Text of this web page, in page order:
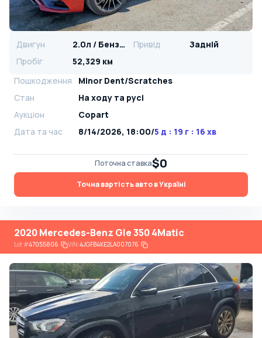
Двигун 2.0л / Бензин Привід
Задній
Пробіг
52,329 км
Пошкодження
Minor Dent/Scratches
Стан
На ​​ходу та русі
Аукціон
Copart
Дата та час
8/14/2026, 18:00/5 д : 19 г : 16 хв
Поточна ставка$0
Точна вартість авто в Україні
2020 Mercedes-Benz Gle 350 4Matic
Lot#47055806 VIN:4JGFB4KE2LA007076